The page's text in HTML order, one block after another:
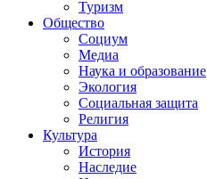
Туризм
Общество
Социум
Медиа
Наука и образование
Экология
Социальная защита
Религия
Культура
История
Наследие